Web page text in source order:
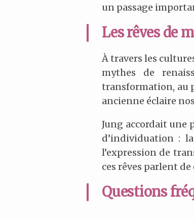
un passage
Les rêves de
À travers les
mythes de
transformation, au
ancienne éclaire
Jung accordait une
d’individuation :
l’expression de
ces rêves parlent
Questions